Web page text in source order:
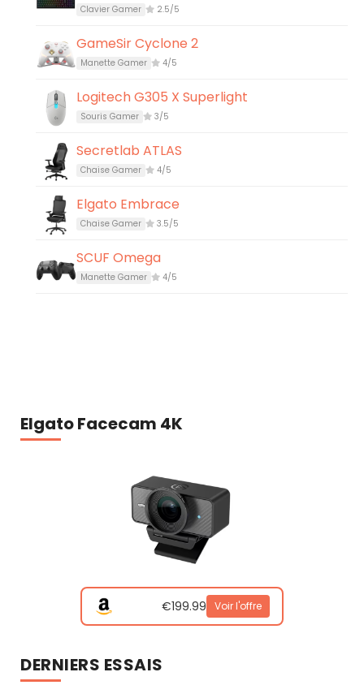
Clavier Gamer 2.5/5
GameSir Cyclone 2
Manette Gamer 4/5
Logitech G305 X Superlight
Souris Gamer 3/5
Secretlab ATLAS
Chaise Gamer 4/5
Elgato Embrace
Chaise Gamer 3.5/5
SCUF Omega
Manette Gamer 4/5
Elgato Facecam 4K
€199.99 Voir l'offre
DERNIERS ESSAIS